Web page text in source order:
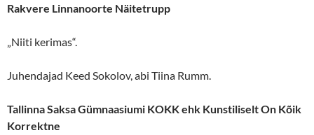
Rakvere Linnanoorte Näitetrupp
„Niiti kerimas“.
Juhendajad Keed Sokolov, abi Tiina Rumm.
Tallinna Saksa Gümnaasiumi KOKK ehk Kunstiliselt On Kõik
Korrektne